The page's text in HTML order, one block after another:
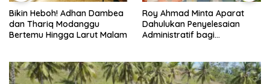
Bikin Heboh! Adhan Dambea
dan Thariq Modanggu
Bertemu Hingga Larut Malam
Roy Ahmad Minta Aparat
Dahulukan Penyelesaian
Administratif bagi